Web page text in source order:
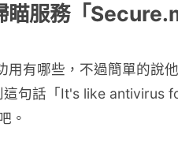
服務「
用有哪些，不過簡單的說
句話「It's like antivirus
。